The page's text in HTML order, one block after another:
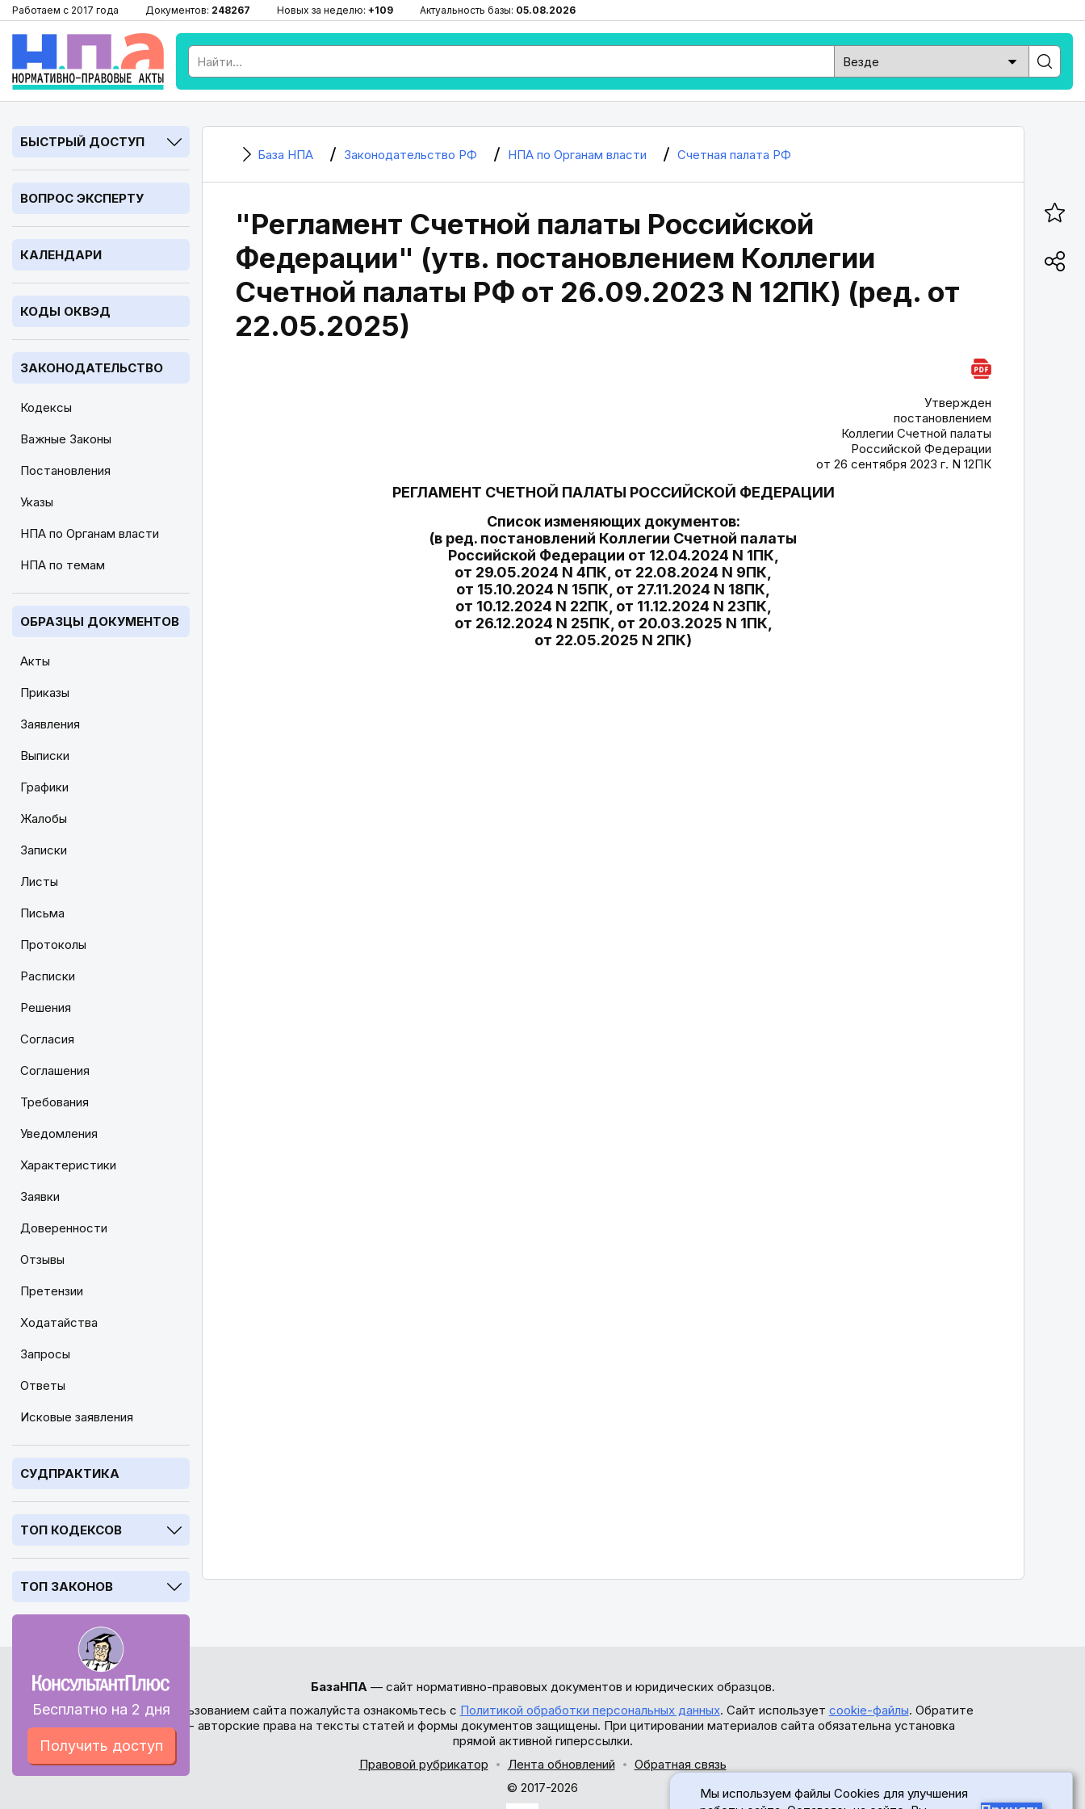
Работаем с 2017 года Документов: 248267 Новых за неделю: +109 Актуальность базы: 05.08.2026
БЫСТРЫЙ ДОСТУП
ВОПРОС ЭКСПЕРТУ
КАЛЕНДАРИ
КОДЫ ОКВЭД
ЗАКОНОДАТЕЛЬСТВО
Кодексы
Важные Законы
Постановления
Указы
НПА по Органам власти
НПА по темам
ОБРАЗЦЫ ДОКУМЕНТОВ
Акты
Приказы
Заявления
Выписки
Графики
Жалобы
Записки
Листы
Письма
Протоколы
Расписки
Решения
Согласия
Соглашения
Требования
Уведомления
Характеристики
Заявки
Доверенности
Отзывы
Претензии
Ходатайства
Запросы
Ответы
Исковые заявления
СУДПРАКТИКА
ТОП КОДЕКСОВ
ТОП ЗАКОНОВ
Бесплатно на 2 дня
Получить доступ
База НПА Законодательство РФ НПА по Органам власти Счетная палата РФ
"Регламент Счетной палаты Российской
Федерации" (утв. постановлением Коллегии
Счетной палаты РФ от 26.09.2023 N 12ПК) (ред. от
22.05.2025)
Утвержден
постановлением
Коллегии Счетной палаты
Российской Федерации
от 26 сентября 2023 г. N 12ПК
РЕГЛАМЕНТ СЧЕТНОЙ ПАЛАТЫ РОССИЙСКОЙ ФЕДЕРАЦИИ
Список изменяющих документов:
(в ред. постановлений Коллегии Счетной палаты
Российской Федерации от 12.04.2024 N 1ПК,
от 29.05.2024 N 4ПК, от 22.08.2024 N 9ПК,
от 15.10.2024 N 15ПК, от 27.11.2024 N 18ПК,
от 10.12.2024 N 22ПК, от 11.12.2024 N 23ПК,
от 26.12.2024 N 25ПК, от 20.03.2025 N 1ПК,
от 22.05.2025 N 2ПК)
БазаНПА— сайт нормативно-правовых документов и юридических образцов.
Перед использованием сайта пожалуйста ознакомьтесь с Политикой обработки персональных данных. Сайт использует cookie-файлы. Обратите
внимание - авторские права на тексты статей и формы документов защищены. При цитировании материалов сайта обязательна установка
прямой активной гиперссылки.
Правовой рубрикатор
Лента обновлений
Обратная связь
© 2017-2026
Мы используем файлы Cookies для улучшения